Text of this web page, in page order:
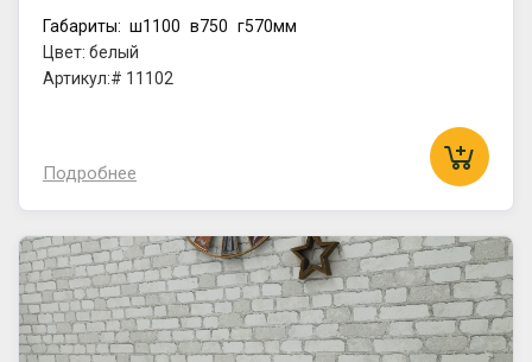
Габариты: ш1100 в750 г570мм
Цвет: белый
Артикул:# 11102
Подробнее